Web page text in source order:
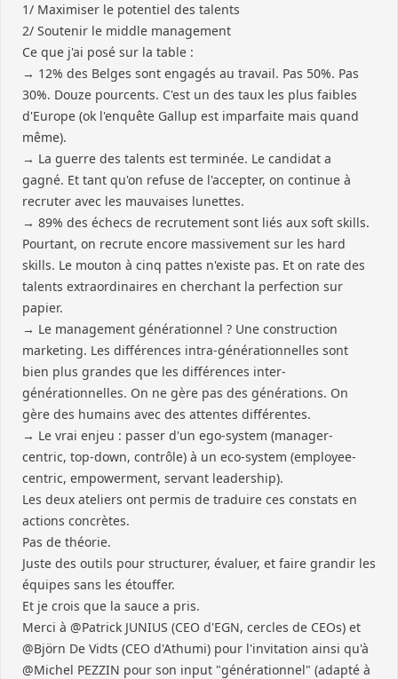
1/ Maximiser le potentiel des talents
2/ Soutenir le middle management
Ce que j'ai posé sur la table :
→ 12% des Belges sont engagés au travail. Pas 50%. Pas
30%. Douze pourcents. C'est un des taux les plus faibles
d'Europe (ok l'enquête Gallup est imparfaite mais quand
même).
→ La guerre des talents est terminée. Le candidat a
gagné. Et tant qu'on refuse de l'accepter, on continue à
recruter avec les mauvaises lunettes.
→ 89% des échecs de recrutement sont liés aux soft skills.
Pourtant, on recrute encore massivement sur les hard
skills. Le mouton à cinq pattes n'existe pas. Et on rate des
talents extraordinaires en cherchant la perfection sur
papier.
→ Le management générationnel ? Une construction
marketing. Les différences intra-générationnelles sont
bien plus grandes que les différences inter-
générationnelles. On ne gère pas des générations. On
gère des humains avec des attentes différentes.
→ Le vrai enjeu : passer d'un ego-system (manager-
centric, top-down, contrôle) à un eco-system (employee-
centric, empowerment, servant leadership).
Les deux ateliers ont permis de traduire ces constats en
actions concrètes.
Pas de théorie.
Juste des outils pour structurer, évaluer, et faire grandir les
équipes sans les étouffer.
Et je crois que la sauce a pris.
Merci à @Patrick JUNIUS (CEO d'EGN, cercles de CEOs) et
@Björn De Vidts (CEO d'Athumi) pour l'invitation ainsi qu'à
@Michel PEZZIN pour son input "générationnel" (adapté à